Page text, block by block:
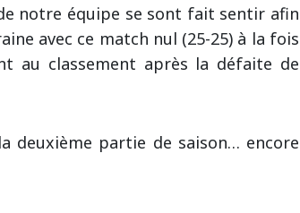
notre équipe se sont fait sentir afin
avec ce match nul (25-25) à la fois
au classement après la défaite de
deuxième partie de saison… encore